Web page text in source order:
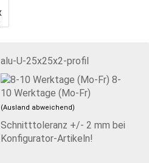
alu-U-25x25x2-profil
8-
10 Werktage (Mo-Fr)
(Ausland abweichend)
Schnitttoleranz +/- 2 mm bei
Konfigurator-Artikeln!